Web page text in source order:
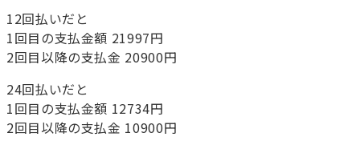
12回払いだと
1回目の支払金額 21997円
2回目以降の支払金 20900円
24回払いだと
1回目の支払金額 12734円
2回目以降の支払金 10900円